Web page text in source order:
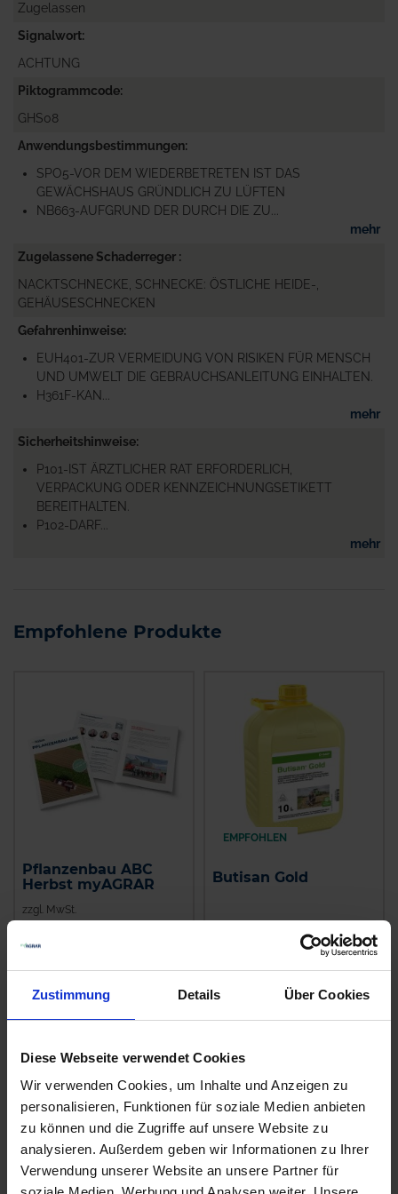
Zustimmung Details Über Cookies
Diese Webseite verwendet Cookies
Wir verwenden Cookies, um Inhalte und Anzeigen zu
personalisieren, Funktionen für soziale Medien anbieten
zu können und die Zugriffe auf unsere Website zu
analysieren. Außerdem geben wir Informationen zu Ihrer
Verwendung unserer Website an unsere Partner für
Zugelassen
Signalwort
ACHTUNG
Piktogrammcode
GHS08
Anwendungsbestimmungen
SPO5-VOR DEM WIEDERBETRETEN IST DAS
GEWÄCHSHAUS GRÜNDLICH ZU LÜFTEN
NB663-AUFGRUND DER DURCH DIE ZU...
mehr
Zugelassene Schaderreger
NACKTSCHNECKE, SCHNECKE: ÖSTLICHE HEIDE-,
GEHÄUSESCHNECKEN
Gefahrenhinweise
EUH401-ZUR VERMEIDUNG VON RISIKEN FÜR MENSCH
UND UMWELT DIE GEBRAUCHSANLEITUNG EINHALTEN.
H361F-KAN...
mehr
Sicherheitshinweise
P101-IST ÄRZTLICHER RAT ERFORDERLICH,
VERPACKUNG ODER KENNZEICHNUNGSETIKETT
BEREITHALTEN.
P102-DARF...
mehr
Empfohlene Produkte
Pflanzenbau ABC
Herbst myAGRAR
zzgl. MwSt.
IN DEN
WARENKORB
EMPFOHLEN
Butisan Gold
ZUM PRODUKT